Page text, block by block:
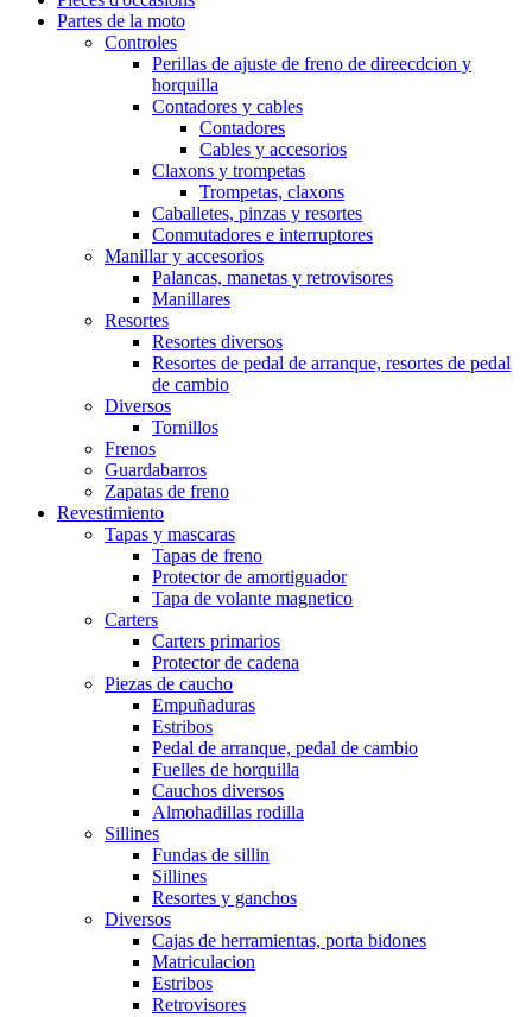
Partes de la moto
Controles
Perillas de ajuste de freno de direecdcion y
horquilla
Contadores y cables
Contadores
Cables y accesorios
Claxons y trompetas
Trompetas, claxons
Caballetes, pinzas y resortes
Conmutadores e interruptores
Manillar y accesorios
Palancas, manetas y retrovisores
Manillares
Resortes
Resortes diversos
Resortes de pedal de arranque, resortes de pedal
de cambio
Diversos
Tornillos
Frenos
Guardabarros
Zapatas de freno
Revestimiento
Tapas y mascaras
Tapas de freno
Protector de amortiguador
Tapa de volante magnetico
Carters
Carters primarios
Protector de cadena
Piezas de caucho
Empuñaduras
Estribos
Pedal de arranque, pedal de cambio
Fuelles de horquilla
Cauchos diversos
Almohadillas rodilla
Sillines
Fundas de sillin
Sillines
Resortes y ganchos
Diversos
Cajas de herramientas, porta bidones
Matriculacion
Estribos
Retrovisores